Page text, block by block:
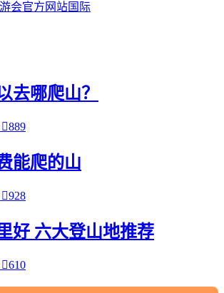
会官方网站国际
去哪爬山？
889
能爬的山
928
好 六大登山地推荐
610